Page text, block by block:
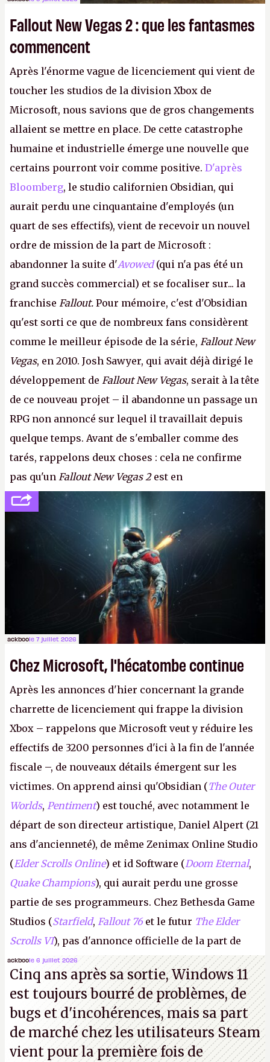
Fallout New Vegas 2 : que les fantasmes
commencent
Après l'énorme vague de licenciement qui vient de
toucher les studios de la division Xbox de
Microsoft, nous savions que de gros changements
allaient se mettre en place. De cette catastrophe
humaine et industrielle émerge une nouvelle que
certains pourront voir comme positive. D'après
Bloomberg, le studio californien Obsidian, qui
aurait perdu une cinquantaine d'employés (un
quart de ses effectifs), vient de recevoir un nouvel
ordre de mission de la part de Microsoft :
abandonner la suite d'Avowed(qui n'a pas été un
grand succès commercial) et se focaliser sur... la
franchise Fallout. Pour mémoire, c'est d'Obsidian
qu'est sorti ce que de nombreux fans considèrent
comme le meilleur épisode de la série, Fallout New
Vegas, en 2010. Josh Sawyer, qui avait déjà dirigé le
développement de Fallout New Vegas, serait à la tête
de ce nouveau projet – il abandonne un passage un
RPG non annoncé sur lequel il travaillait depuis
quelque temps. Avant de s'emballer comme des
tarés, rappelons deux choses : cela ne confirme
pas qu'un Fallout New Vegas 2est en
développement (pour ce que l'on sait, ils bossent
peut-être sur
Fallout Football ou
Fallout vs. Les
Lapins Crétins) et l'Obsidian d'aujourd'hui n'est plus
le même studio qu'il y a 15 ans. Mais bon, OK, on
peut commencer à fantasmer.A.
ackboole 7 juillet 2026
Chez Microsoft, l'hécatombe continue
Après les annonces d'hier concernant la grande
charrette de licenciement qui frappe la division
Xbox – rappelons que Microsoft veut y réduire les
effectifs de 3200 personnes d'ici à la fin de l'année
fiscale –, de nouveaux détails émergent sur les
victimes. On apprend ainsi qu'Obsidian (The Outer
Worlds, Pentiment) est touché, avec notamment le
départ de son directeur artistique, Daniel Alpert (21
ans d'ancienneté), de même Zenimax Online Studio
(Elder Scrolls Online) et id Software (Doom Eternal,
Quake Champions), qui aurait perdu une grosse
partie de ses programmeurs. Chez Bethesda Game
Studios (Starfield, Fallout 76 et le futur The Elder
Scrolls VI), pas d'annonce officielle de la part de
Microsoft, mais le syndicat des employés confirme
de nombreux licenciements.A.
ackboole 6 juillet 2026
Cinq ans après sa sortie, Windows 11
est toujours bourré de problèmes, de
bugs et d'incohérences, mais sa part
de marché chez les utilisateurs Steam
vient pour la première fois de